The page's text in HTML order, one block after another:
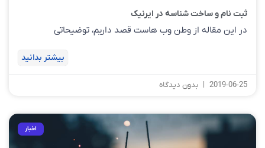
ثبت نام و ساخت شناسه در ایرنیک
در این مقاله از وطن وب هاست قصد داریم، توضیحاتی
بیشتر بدانید
2019-06-25 بدون دیدگاه
اخبار